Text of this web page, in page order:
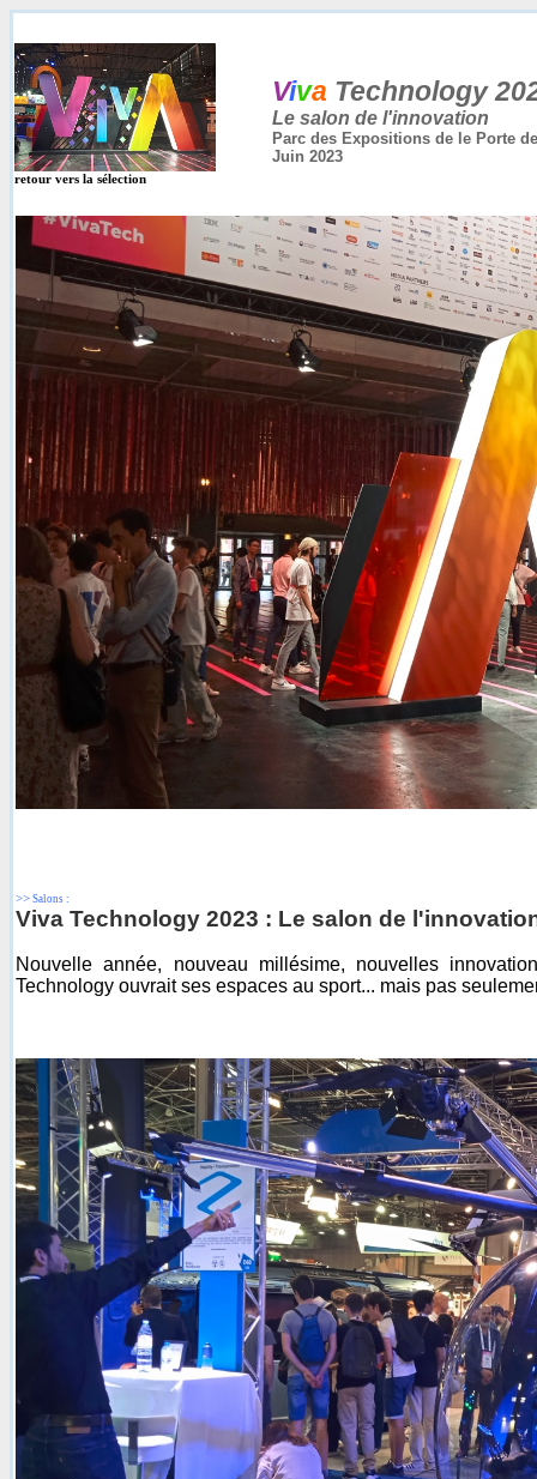
retour vers la sélection
Viva Technology
Le salon de l'innovation
Parc des Expositions de le Porte
Juin 2023
>> Salons :
Viva Technology 2023 : Le salon de
Nouvelle année, nouveau millésime, nouvelles
Technology ouvrait ses espaces au sport... mais pas